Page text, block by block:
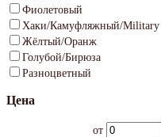
Фиолетовый
Хаки/Камуфляжный/Military
Жёлтый/Оранж
Голубой/Бирюза
Разноцветный
Цена
от